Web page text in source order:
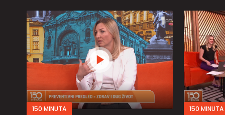
150 MINUTA 150 MINUTA